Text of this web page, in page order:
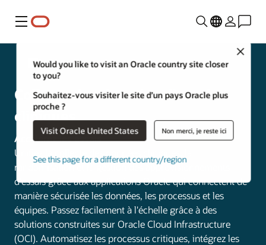
Menu
Close
Would you like to visit an Oracle country site closer
to you?
Souhaitez-vous visiter le site d’un pays Oracle plus
proche ?
Visit Oracle United States Non merci, je reste ici
See this page for a different country/region
Life Sciences
Collecte des données d'essais
cliniques
Accélérez les essais
Unifiez la collecte des données cliniques, la
randomisation et la gestion des approvisionnements
d'essais grâce aux applications Oracle qui connectent de
manière sécurisée les données, les processus et les
équipes. Passez facilement à l'échelle grâce à des
solutions construites sur Oracle Cloud Infrastructure
(OCI). Automatisez les processus critiques, intégrez les